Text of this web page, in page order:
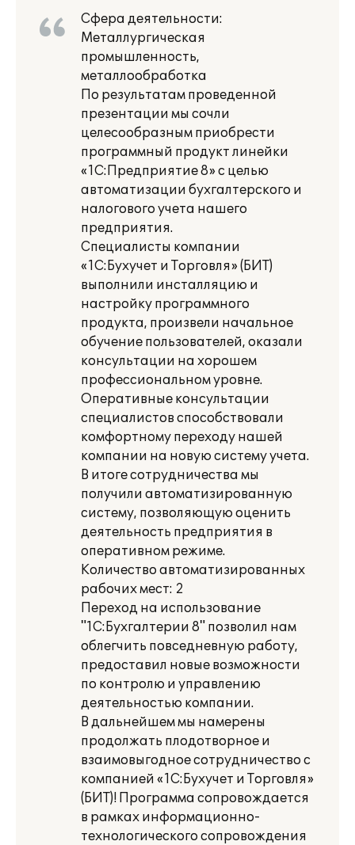
Сфера деятельности:
Металлургическая
промышленность,
металлообработка
По результатам проведенной
презентации мы сочли
целесообразным приобрести
программный продукт линейки
«1С:Предприятие 8» с целью
автоматизации бухгалтерского и
налогового учета нашего
предприятия.
Специалисты компании
«1С:Бухучет и Торговля» (БИТ)
выполнили инсталляцию и
настройку программного
продукта, произвели начальное
обучение пользователей, оказали
консультации на хорошем
профессиональном уровне.
Оперативные консультации
специалистов способствовали
комфортному переходу нашей
компании на новую систему учета.
В итоге сотрудничества мы
получили автоматизированную
систему, позволяющую оценить
деятельность предприятия в
оперативном режиме.
Количество автоматизированных
рабочих мест: 2
Переход на использование
"1С:Бухгалтерии 8" позволил нам
облегчить повседневную работу,
предоставил новые возможности
по контролю и управлению
деятельностью компании.
В дальнейшем мы намерены
продолжать плодотворное и
взаимовыгодное сотрудничество с
компанией «1С:Бухучет и Торговля»
(БИТ)! Программа сопровождается
в рамках информационно-
технологического сопровождения